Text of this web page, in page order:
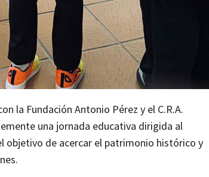
la Fundación Antonio Pérez y el C.R.A.
una jornada educativa dirigida al
objetivo de acercar el patrimonio histórico y